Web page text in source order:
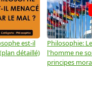
est-il
détaillé)
Philosophie:
l'homme ne
principes